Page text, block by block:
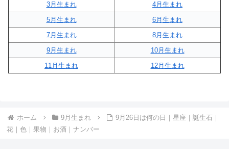
3月生まれ
4月生まれ
5月生まれ
6月生まれ
7月生まれ
8月生まれ
9月生まれ
10月生まれ
11月生まれ
12月生まれ
ホーム 9月生まれ
9月26日は何の日｜星座｜誕生石｜
花｜色｜果物｜お酒｜ナンバー